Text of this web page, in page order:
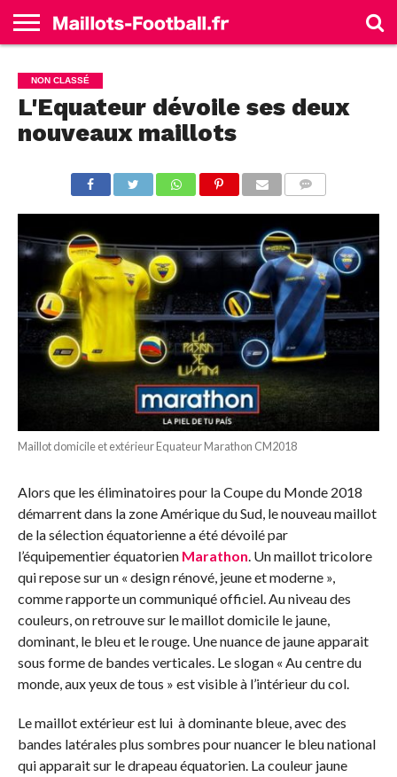
ALLEMAGNE
ANGLETERRE
ESPAGNE
FRANCE
ITALIE
SÉLECTIONS
MARQUES
NON CLASSÉ
L'Equateur dévoile ses deux
nouveaux maillots
Maillot domicile et extérieur Equateur Marathon CM2018
Alors que les éliminatoires pour la Coupe du Monde 2018
démarrent dans la zone Amérique du Sud, le nouveau maillot
de la sélection équatorienne a été dévoilé par
l’équipementier équatorien Marathon. Un maillot tricolore
qui repose sur un « design rénové, jeune et moderne »,
comme rapporte un communiqué officiel. Au niveau des
couleurs, on retrouve sur le maillot domicile le jaune,
dominant, le bleu et le rouge. Une nuance de jaune apparait
sous forme de bandes verticales. Le slogan « Au centre du
monde, aux yeux de tous » est visible à l’intérieur du col.
Le maillot extérieur est lui à dominante bleue, avec des
bandes latérales plus sombres pour nuancer le bleu national
qui apparait sur le drapeau équatorien. La couleur jaune